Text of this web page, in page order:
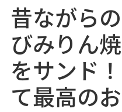
昔ながら
びみりん
をサンド
て最高の